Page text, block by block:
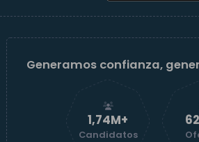
Generamos confianza,
1,74M+
Candidatos